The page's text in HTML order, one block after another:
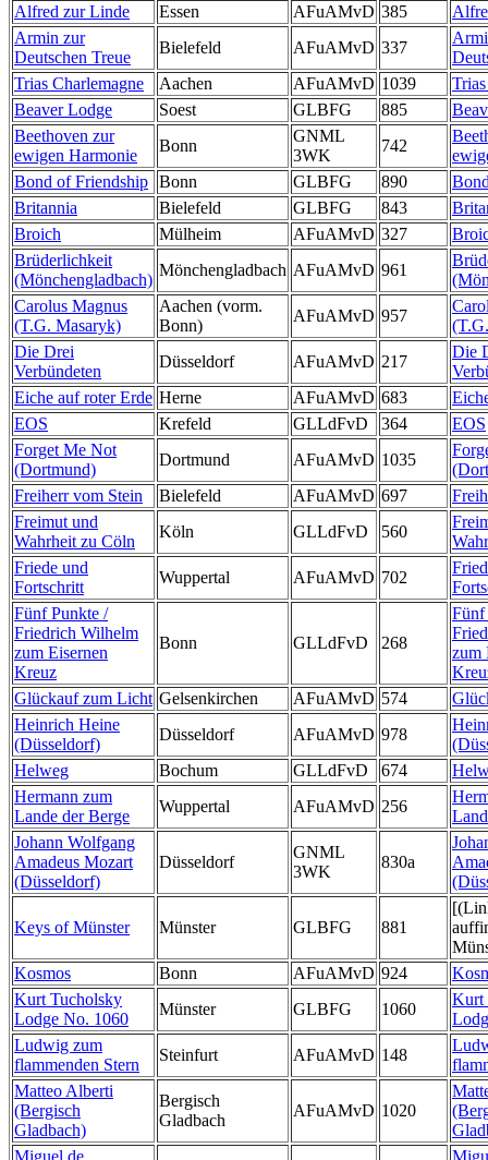
Alfred zur Linde
Essen AFuAMvD 385
Armin zur
Deutschen Treue
Bielefeld AFuAMvD 337
Trias Charlemagne
Aachen AFuAMvD 1039
Beaver Lodge
Soest GLBFG 885
Beethoven zur
ewigen Harmonie
Bonn
GNML
3WK
742
Bond of Friendship Bonn GLBFG 890
Britannia
Bielefeld GLBFG 843
Broich
Mülheim AFuAMvD 327
Brüderlichkeit
(Mönchengladbach)
Mönchengladbach AFuAMvD 961
Carolus Magnus
(T.G. Masaryk)
Aachen (vorm.
Bonn)
AFuAMvD 957
Die Drei
Verbündeten
Düsseldorf AFuAMvD 217
Die
Eiche auf roter Erde Herne AFuAMvD 683
EOS
Krefeld GLLdFvD 364
EOS
Forget Me Not
(Dortmund)
Dortmund AFuAMvD 1035
Freiherr vom Stein
Bielefeld AFuAMvD 697
Freimut und
Wahrheit zu Cöln
Köln GLLdFvD 560
Friede und
Fortschritt
Wuppertal AFuAMvD 702
Fünf Punkte /
Friedrich Wilhelm
zum Eisernen
Kreuz
Bonn GLLdFvD 268
Fünf
zum
Glückauf zum Licht Gelsenkirchen AFuAMvD 574
Heinrich Heine
(Düsseldorf)
Düsseldorf AFuAMvD 978
Helweg
Bochum GLLdFvD 674
Hermann zum
Lande der Berge
Wuppertal AFuAMvD 256
Johann Wolfgang
Amadeus Mozart
(Düsseldorf)
Düsseldorf
GNML
3WK
830a
Keys of Münster Münster GLBFG 881
Kosmos
Bonn AFuAMvD 924
Kurt Tucholsky
Lodge No. 1060
Münster GLBFG 1060
Kurt
Ludwig zum
flammenden Stern
Steinfurt AFuAMvD 148
Matteo Alberti
(Bergisch
Gladbach)
Bergisch
Gladbach
AFuAMvD 1020
Miguel de